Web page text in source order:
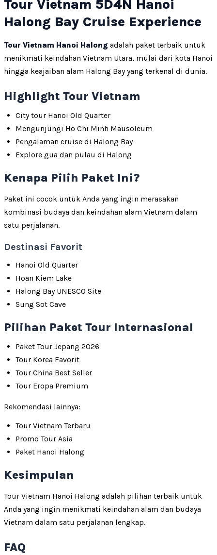
Tour Vietnam 5D4N Hanoi
Halong Bay Cruise Experience
Tour Vietnam Hanoi Halong adalah paket terbaik untuk
menikmati keindahan Vietnam Utara, mulai dari kota Hanoi
hingga keajaiban alam Halong Bay yang terkenal di dunia.
Highlight Tour Vietnam
City tour Hanoi Old Quarter
Mengunjungi Ho Chi Minh Mausoleum
Pengalaman cruise di Halong Bay
Explore gua dan pulau di Halong
Kenapa Pilih Paket Ini?
Paket ini cocok untuk Anda yang ingin merasakan
kombinasi budaya dan keindahan alam Vietnam dalam
satu perjalanan.
Destinasi Favorit
Hanoi Old Quarter
Hoan Kiem Lake
Halong Bay UNESCO Site
Sung Sot Cave
Pilihan Paket Tour Internasional
Paket Tour Jepang 2026
Tour Korea Favorit
Tour China Best Seller
Tour Eropa Premium
Rekomendasi lainnya:
Tour Vietnam Terbaru
Promo Tour Asia
Paket Hanoi Halong
Kesimpulan
Tour Vietnam Hanoi Halong adalah pilihan terbaik untuk
Anda yang ingin menikmati keindahan alam dan budaya
Vietnam dalam satu perjalanan lengkap.
FAQ